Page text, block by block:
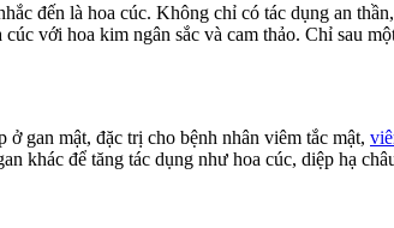
đến là hoa cúc. Không chỉ có tác dụng an
với hoa kim ngân sắc và cam thảo. Chỉ sau
gan mật, đặc trị cho bệnh nhân viêm tắc mật,
khác để tăng tác dụng như hoa cúc, diệp hạ